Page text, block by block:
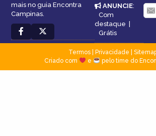
mais no guia Encontra
Campinas.
ANUNCIE:
Com
destaque |
Grátis
Termos| Privacidade
Criado com
e pelo time do